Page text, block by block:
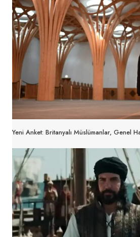
Yeni Anket: Britanyalı Müslümanlar, Genel